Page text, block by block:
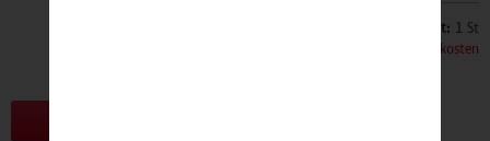
Inhalt: 1 St
zzgl. Versandkosten